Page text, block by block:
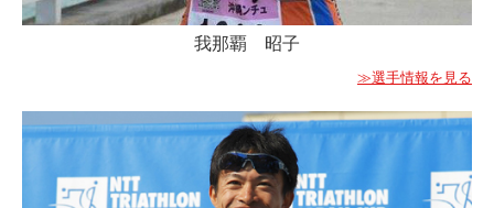
我那覇 昭子
≫選手情報を見る